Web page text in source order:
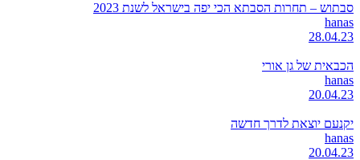
סבתוש – תחרות הסבתא הכי יפה בישראל לשנת 2023
hanas
28.04.23
הכבאית של גן אורי
hanas
20.04.23
יקנעם יוצאת לדרך חדשה
hanas
20.04.23